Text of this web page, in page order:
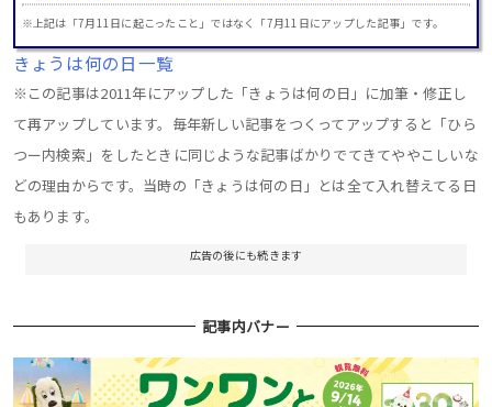
※上記は「7月11日に起こったこと」ではなく「7月11日にアップした記事」です。
きょうは何の日一覧
※この記事は2011年にアップした「きょうは何の日」に加筆・修正し
て再アップしています。毎年新しい記事をつくってアップすると「ひら
つー内検索」をしたときに同じような記事ばかりでてきてややこしいな
どの理由からです。当時の「きょうは何の日」とは全て入れ替えてる日
もあります。
広告の後にも続きます
記事内バナー